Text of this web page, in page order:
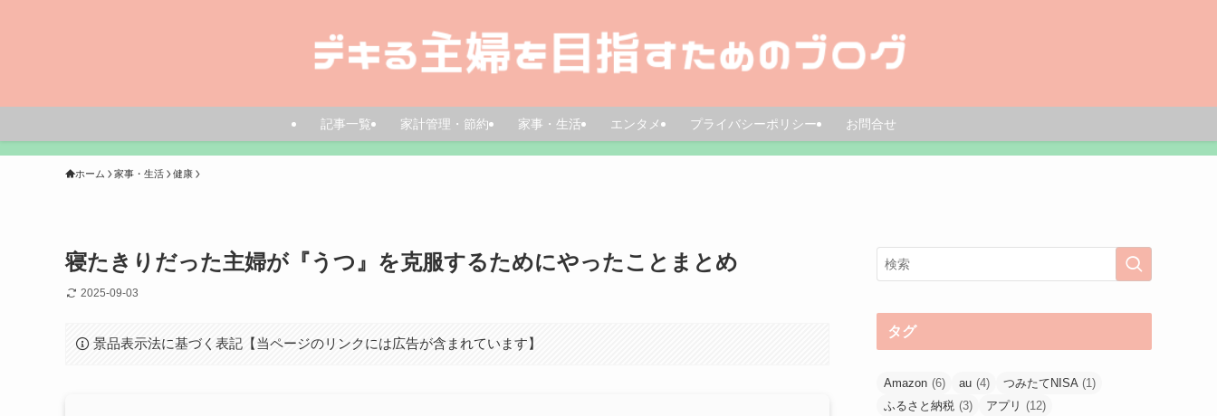
記事一覧 家計管理・節約 家事・生活 エンタメ プライバシーポリシー お問合せ
ホーム 家事・生活 健康
寝たきりだった主婦が『うつ』を克服するためにやったことまとめ
2025-09-03
景品表示法に基づく表記【当ページのリンクには広告が含まれています】
タグ
Amazon (6) au (4) つみたてNISA (1)
ふるさと納税 (3) アプリ (12)